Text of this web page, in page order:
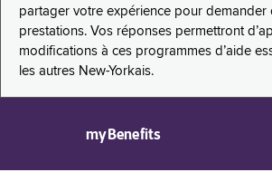
partager votre expérience pour demander
prestations. Vos réponses permettront
modifications à ces programmes d’aide
les autres New-Yorkais.
myBenefits